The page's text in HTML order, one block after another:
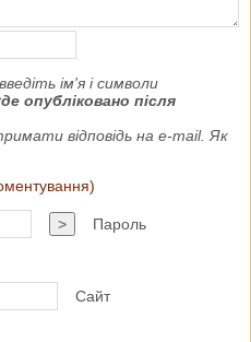
ім'я і символи
опубліковано після
відповідь на e-mail. Як
> Пароль
Сайт